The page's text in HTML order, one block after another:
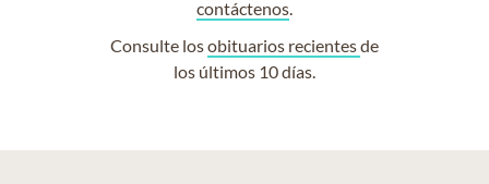
contáctenos.
Consulte losobituarios recientesde
los últimos 10 días.